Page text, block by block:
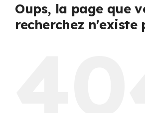
Services
Oups, la page que
recherchez n'existe